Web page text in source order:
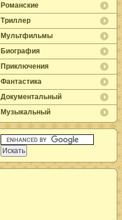
Романские
Триллер
Мультфильмы
Биография
Приключения
Фантастика
Документальный
Музыкальный